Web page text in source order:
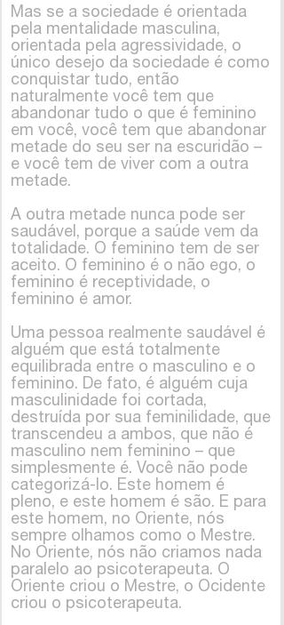
Mas se a sociedade é orientada
pela mentalidade masculina,
orientada pela agressividade, o
único desejo da sociedade é como
conquistar tudo, então
naturalmente você tem que
abandonar tudo o que é feminino
em você, você tem que abandonar
metade do seu ser na escuridão –
e você tem de viver com a outra
metade.
A outra metade nunca pode ser
saudável, porque a saúde vem da
totalidade. O feminino tem de ser
aceito. O feminino é o não ego, o
feminino é receptividade, o
feminino é amor.
Uma pessoa realmente saudável é
alguém que está totalmente
equilibrada entre o masculino e o
feminino. De fato, é alguém cuja
masculinidade foi cortada,
destruída por sua feminilidade, que
transcendeu a ambos, que não é
masculino nem feminino – que
simplesmente é. Você não pode
categorizá-lo. Este homem é
pleno, e este homem é são. E para
este homem, no Oriente, nós
sempre olhamos como o Mestre.
No Oriente, nós não criamos nada
paralelo ao psicoterapeuta. O
Oriente criou o Mestre, o Ocidente
criou o psicoterapeuta.